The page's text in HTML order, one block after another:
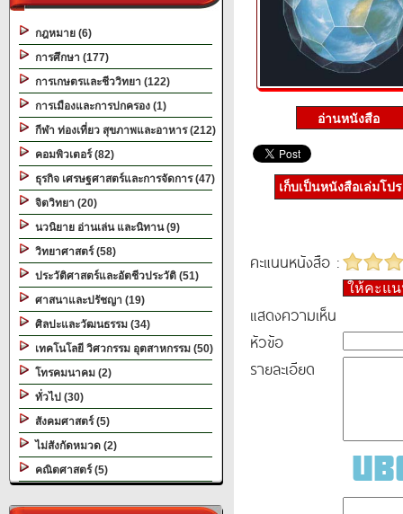
กฎหมาย (6)
การศึกษา (177)
การเกษตรและชีววิทยา (122)
การเมืองและการปกครอง (1)
กีฬา ท่องเที่ยว สุขภาพและอาหาร (212)
คอมพิวเตอร์ (82)
ธุรกิจ เศรษฐศาสตร์และการจัดการ (47)
จิตวิทยา (20)
นวนิยาย อ่านเล่น และนิทาน (9)
วิทยาศาสตร์ (58)
ประวัติศาสตร์และอัตชีวประวัติ (51)
ศาสนาและปรัชญา (19)
ศิลปะและวัฒนธรรม (34)
เทคโนโลยี วิศวกรรม อุตสาหกรรม (50)
โทรคมนาคม (2)
ทั่วไป (30)
สังคมศาสตร์ (5)
ไม่สังกัดหมวด (2)
คณิตศาสตร์ (5)
เก็บเป็นหนังสือเล่มโป
คะแนนหนังสือ :
ให้คะแ
แสดงความเห็น
หัวข้อ
รายละเอียด